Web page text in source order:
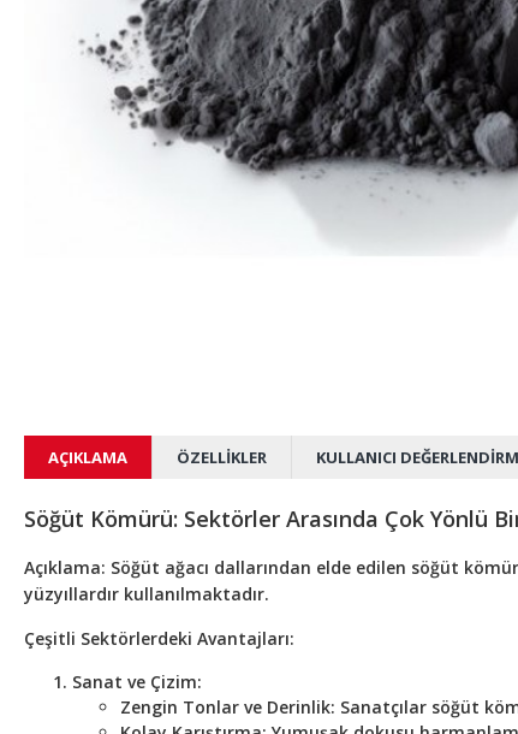
AÇIKLAMA ÖZELLIKLER KULLANICI
Söğüt Kömürü: Sektörler Arasında Çok Yönlü
Açıklama: Söğüt ağacı dallarından elde edilen söğüt
yüzyıllardır kullanılmaktadır.
Çeşitli Sektörlerdeki Avantajları:
Sanat ve Çizim:
Zengin Tonlar ve Derinlik: Sanatçılar söğüt